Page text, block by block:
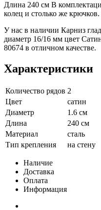
Длина 240 см В
колец и столько же крючков.
У нас в наличии Карниз
диаметр 16/16 мм цвет
80674 в отличном качестве.
Характеристики
Количество рядов 2
Цвет
сатин
Диаметр
1.6 см
Длина
240 см
Материал
сталь
Тип крепления
на стену
Наличие
Доставка
Оплата
Информация